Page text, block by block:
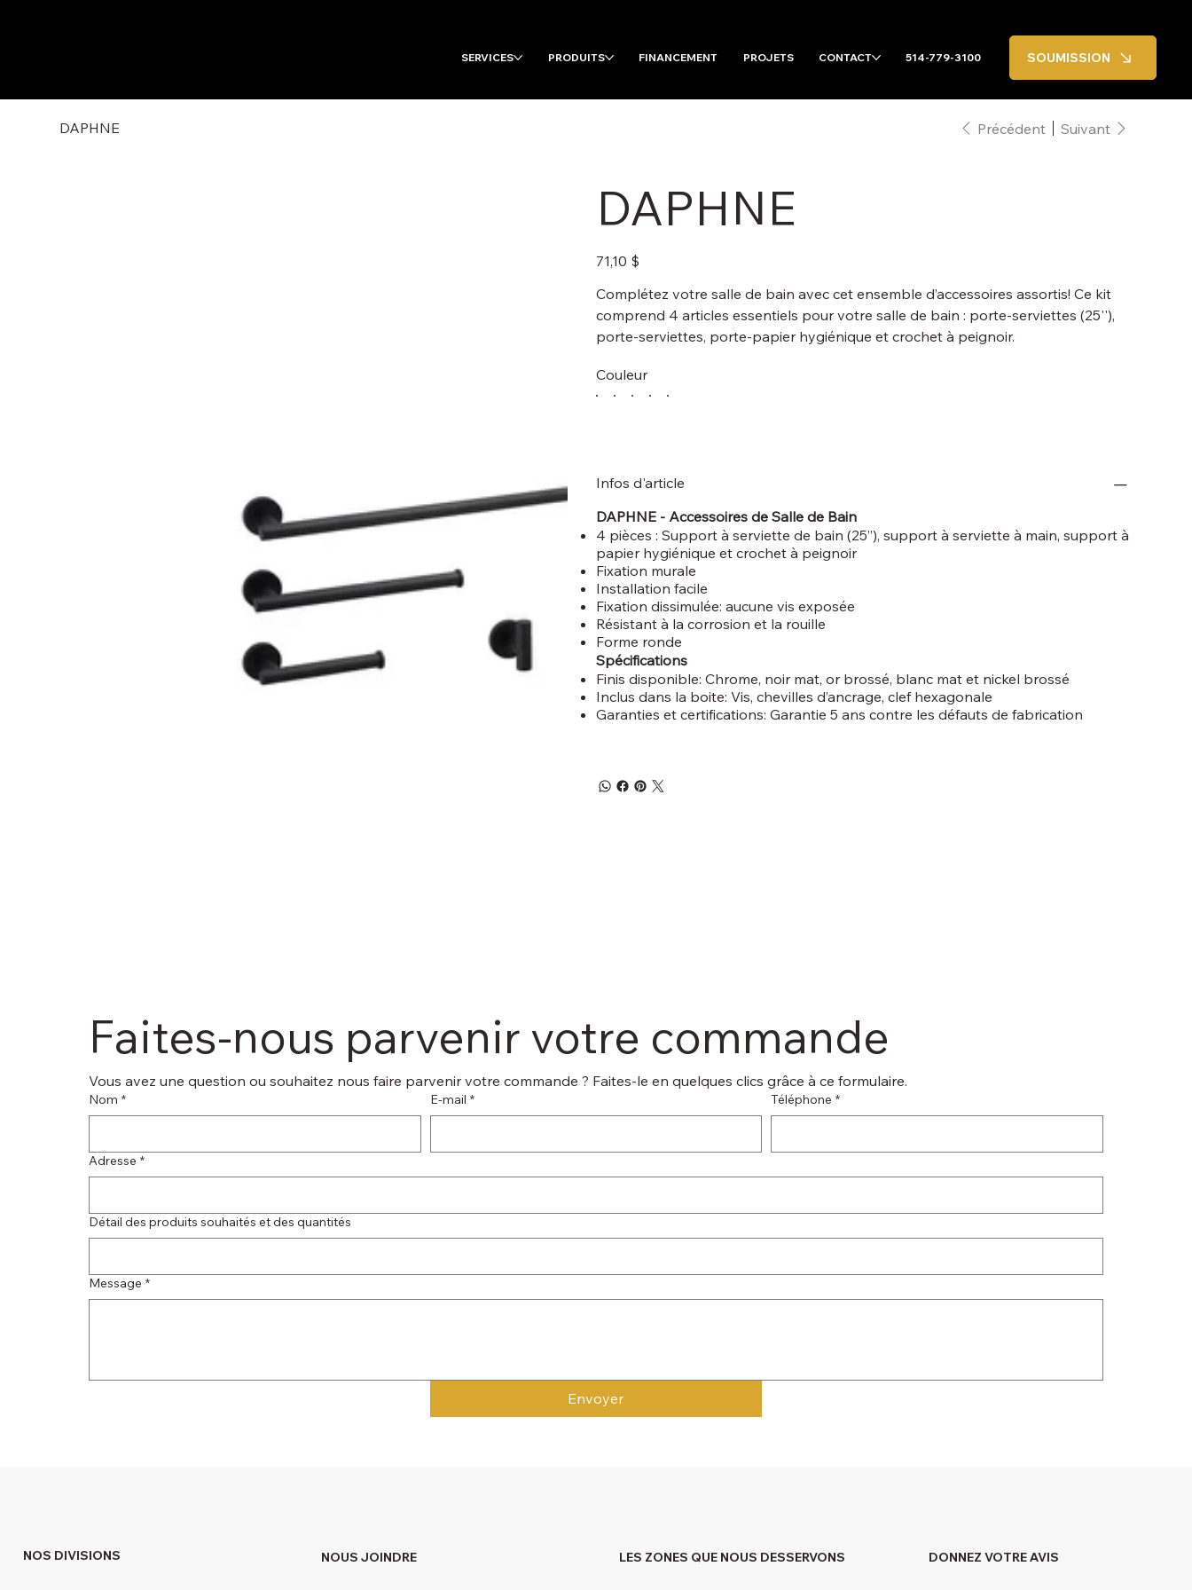
SERVICES PRODUITS FINANCEMENT PROJETS CONTACT 514-779-3100 SOUMISSION
DAPHNE Précédent Suivant
DAPHNE
Prix
71,10 $
Complétez votre salle de bain avec cet ensemble d’accessoires assortis! Ce kit
comprend 4 articles essentiels pour votre salle de bain : porte-serviettes (25''),
porte-serviettes, porte-papier hygiénique et crochet à peignoir.
Couleur
Infos d'article
DAPHNE - Accessoires de Salle de Bain
4 pièces : Support à serviette de bain (25’’), support à serviette à main, support à
papier hygiénique et crochet à peignoir
Fixation murale
Installation facile
Fixation dissimulée: aucune vis exposée
Résistant à la corrosion et la rouille
Forme ronde
Spécifications
Finis disponible: Chrome, noir mat, or brossé, blanc mat et nickel brossé
Inclus dans la boite: Vis, chevilles d’ancrage, clef hexagonale
Garanties et certifications: Garantie 5 ans contre les défauts de fabrication
Faites-nous parvenir votre commande
Vous avez une question ou souhaitez nous faire parvenir votre commande ? Faites-le en quelques clics grâce à ce formulaire.
Nom * E‑mail * Téléphone *
Adresse *
Détail des produits souhaités et des quantités
Message *
Envoyer
NOS DIVISIONS NOUS JOINDRE LES ZONES QUE NOUS DESSERVONS DONNEZ VOTRE AVIS